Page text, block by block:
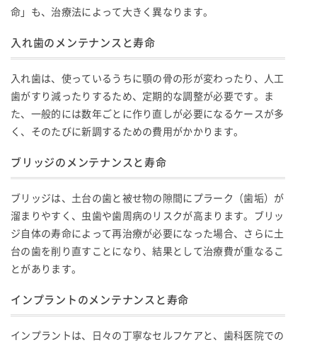
命」も、治療法によって大きく異なります。
入れ歯のメンテナンスと寿命
入れ歯は、使っているうちに顎の骨の形が変わったり、人工
歯がすり減ったりするため、定期的な調整が必要です。ま
た、一般的には数年ごとに作り直しが必要になるケースが多
く、そのたびに新調するための費用がかかります。
ブリッジのメンテナンスと寿命
ブリッジは、土台の歯と被せ物の隙間にプラーク（歯垢）が
溜まりやすく、虫歯や歯周病のリスクが高まります。ブリッ
ジ自体の寿命によって再治療が必要になった場合、さらに土
台の歯を削り直すことになり、結果として治療費が重なるこ
とがあります。
インプラントのメンテナンスと寿命
インプラントは、日々の丁寧なセルフケアと、歯科医院での